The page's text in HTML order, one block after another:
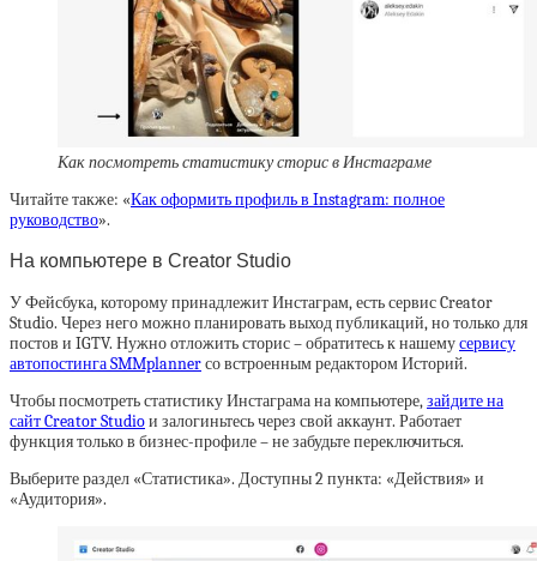
Как посмотреть статистику сторис в Инстаграме
Читайте также: «Как оформить профиль в Instagram: полное
руководство».
На компьютере в Creator Studio
У Фейсбука, которому принадлежит Инстаграм, есть сервис Creator
Studio. Через него можно планировать выход публикаций, но только для
постов и IGTV. Нужно отложить сторис – обратитесь к нашемусервису
автопостинга SMMplannerсо встроенным редактором Историй.
Чтобы посмотреть статистику Инстаграма на компьютере,зайдите на
сайт Creator Studioи залогиньтесь через свой аккаунт. Работает
функция только в бизнес-профиле – не забудьте переключиться.
Выберите раздел «Статистика». Доступны 2 пункта: «Действия» и
«Аудитория».